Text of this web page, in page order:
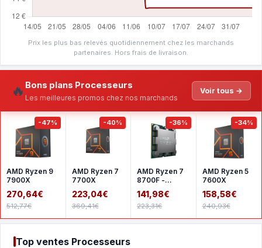
Prix les plus bas relevés quotidiennement chez les marchands
partenaires. Hors frais de livraison.
🔥 Bons plans Processeurs
Les meilleures promos chez nos marchands
Voir tous →
-47%
AMD Ryzen 9
7900X
270,64€
512,77€
-40%
AMD Ryzen 7
7700X
223,04€
369,41€
-36%
AMD Ryzen 7
8700F -
141,98€
223,31€
-34%
AMD Ryzen 5
7600X
158,58€
240,93€
Top ventes Processeurs